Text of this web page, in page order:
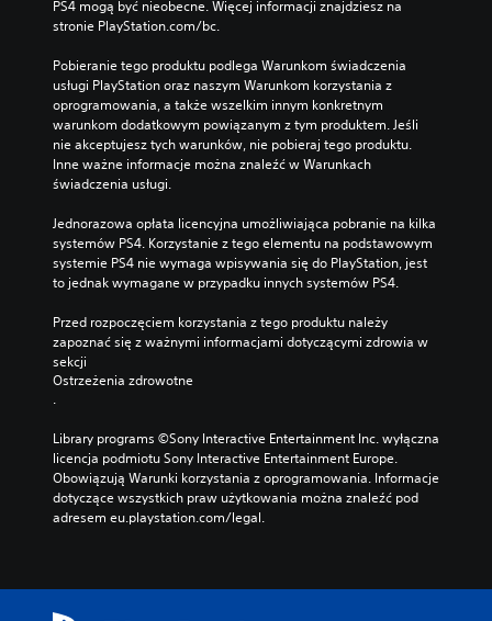
PS4 mogą być nieobecne. Więcej informacji znajdziesz na
stronie PlayStation.com/bc.
Pobieranie tego produktu podlega Warunkom świadczenia
usługi PlayStation oraz naszym Warunkom korzystania z
oprogramowania, a także wszelkim innym konkretnym
warunkom dodatkowym powiązanym z tym produktem. Jeśli
nie akceptujesz tych warunków, nie pobieraj tego produktu.
Inne ważne informacje można znaleźć w Warunkach
świadczenia usługi.
Jednorazowa opłata licencyjna umożliwiająca pobranie na kilka
systemów PS4. Korzystanie z tego elementu na podstawowym
systemie PS4 nie wymaga wpisywania się do PlayStation, jest
to jednak wymagane w przypadku innych systemów PS4.
Przed rozpoczęciem korzystania z tego produktu należy
zapoznać się z ważnymi informacjami dotyczącymi zdrowia w
sekcji
Ostrzeżenia zdrowotne
.
Library programs ©Sony Interactive Entertainment Inc. wyłączna
licencja podmiotu Sony Interactive Entertainment Europe.
Obowiązują Warunki korzystania z oprogramowania. Informacje
dotyczące wszystkich praw użytkowania można znaleźć pod
adresem eu.playstation.com/legal.